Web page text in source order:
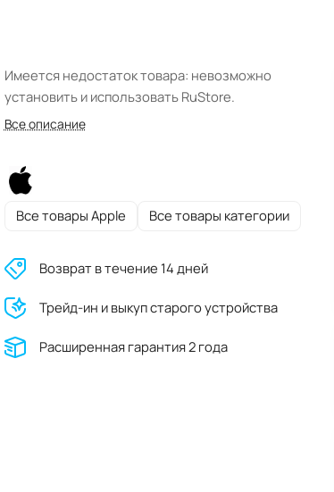
Имеется недостаток товара: невозможно
установить и использовать RuStore.
Все описание
Все товары Apple Все товары категории
Возврат в течение 14 дней
Трейд-ин и выкуп старого устройства
Расширенная гарантия 2 года